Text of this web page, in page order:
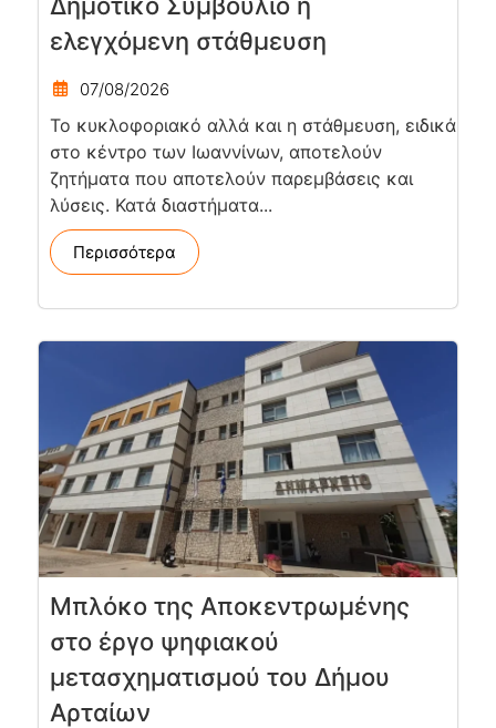
ελεγχόμενη στάθμευση
07/08/2026
Το κυκλοφοριακό αλλά και η στάθμευση, ειδικά
στο κέντρο των Ιωαννίνων, αποτελούν
ζητήματα που αποτελούν παρεμβάσεις και
λύσεις. Κατά διαστήματα...
Περισσότερα
Μπλόκο της Αποκεντρωμένης
στο έργο ψηφιακού
μετασχηματισμού του Δήμου
Αρταίων